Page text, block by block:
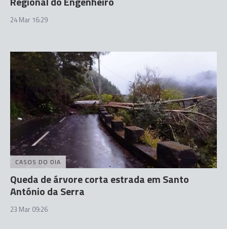
24 Mar 16:29
CASOS DO DIA
Queda de árvore corta estrada em Santo
António da Serra
23 Mar 09:26